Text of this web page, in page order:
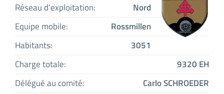
Réseau d'exploitation:
Nord
Equipe mobile:
Rossmillen
Habitants:
3051
Charge totale:
9320 EH
Délégué au comité:
Carlo SCHROEDER